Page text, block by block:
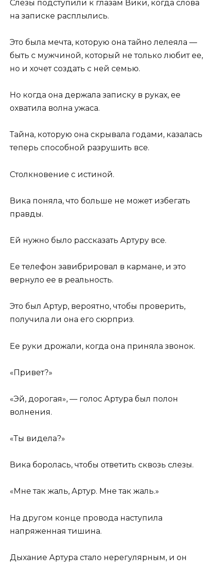
Слезы подступили к глазам Вики, когда слова
на записке расплылись.
Это была мечта, которую она тайно лелеяла —
быть с мужчиной, который не только любит ее,
но и хочет создать с ней семью.
Но когда она держала записку в руках, ее
охватила волна ужаса.
Тайна, которую она скрывала годами, казалась
теперь способной разрушить все.
Столкновение с истиной.
Вика поняла, что больше не может избегать
правды.
Ей нужно было рассказать Артуру все.
Ее телефон завибрировал в кармане, и это
вернуло ее в реальность.
Это был Артур, вероятно, чтобы проверить,
получила ли она его сюрприз.
Ее руки дрожали, когда она приняла звонок.
«Привет?»
«Эй, дорогая», — голос Артура был полон
волнения.
«Ты видела?»
Вика боролась, чтобы ответить сквозь слезы.
«Мне так жаль, Артур. Мне так жаль.»
На другом конце провода наступила
напряженная тишина.
Дыхание Артура стало нерегулярным, и он